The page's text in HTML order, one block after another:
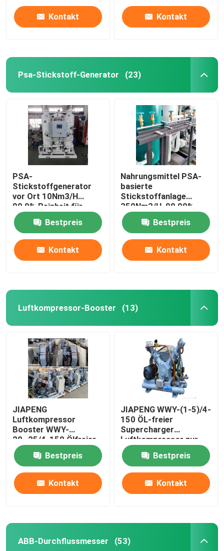
Kontakt Kontakt
Psa-Stickstoff-Generator (23)
PSA-
Stickstoffgenerator
vor Ort 10Nm3/H
99,9% Reinheit für
Lebensmittel,
Metallurgie, Chemie
Bestpreis
Kontakt
Nahrungsmittel PSA-
basierte
Stickstoffanlage
350Nm3/H, 99,99%
Reinheit
Bestpreis
Kontakt
Luftkompressor-Booster (13)
JIAPENG
Luftkompressor
Booster WWY-
20~25/4-150 Ölfreier
Ladegerät zur
Sauerstofffüllung
Bestpreis
Kontakt
JIAPENG WWY-(1-5)/4-
150 ÖL-freier
Supercharger
Luftkompressor zur
Sauerstofffüllung
Bestpreis
Kontakt
ABB-Durchflussmesser (53)